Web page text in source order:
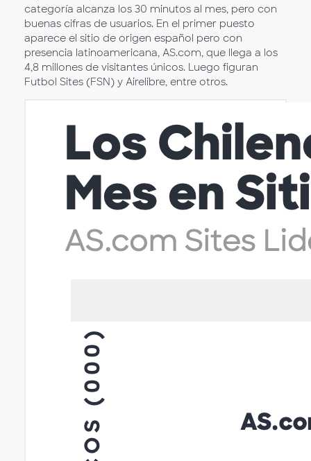
categoría alcanza los 30 minutos al mes, pero con
buenas cifras de usuarios. En el primer puesto
aparece el sitio de origen español pero con
presencia latinoamericana, AS.com, que llega a los
4,8 millones de visitantes únicos. Luego figuran
Futbol Sites (FSN) y Airelibre, entre otros.